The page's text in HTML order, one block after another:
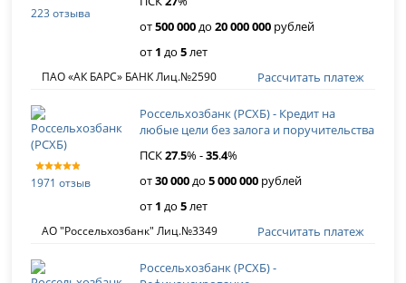
223 отзыва
от500 000до20 000 000 рублей
от 1 до5лет
ПАО «АК БАРС» БАНК Лиц.№2590 Рассчитать платеж
1971 отзыв
Россельхозбанк (РСХБ) - Кредит на
любые цели без залога и поручительства
ПСК27.5% -35.4%
от30 000до5 000 000 рублей
от 1 до5лет
АО "Россельхозбанк" Лиц.№3349 Рассчитать платеж
Россельхозбанк (РСХБ) -